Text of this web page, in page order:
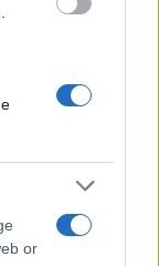
or
από τις
απέναντι
να
θωρακίσουμε